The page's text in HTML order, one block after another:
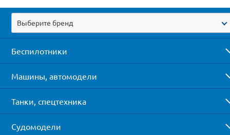
Выберите бренд
Беспилотники
Машины, автомодели
Танки, спецтехника
Судомодели